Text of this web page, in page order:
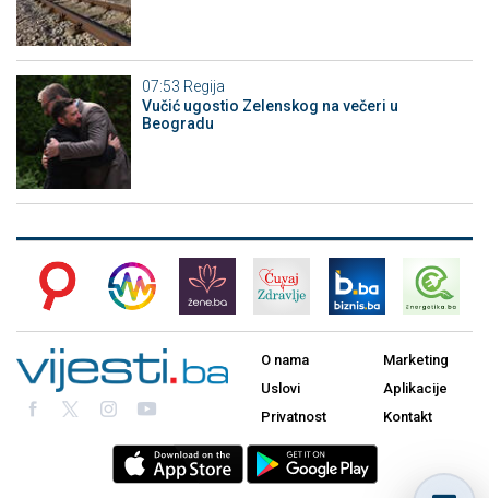
07:53 Regija
Vučić ugostio Zelenskog na večeri u
Beogradu
O nama
Uslovi
Privatnost
Marketing
Aplikacije
Kontakt